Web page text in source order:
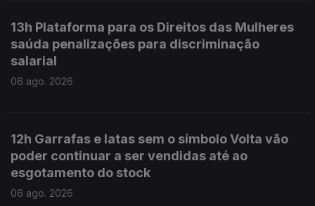
13h Plataforma para os Direitos das Mulheres
saúda penalizações para discriminação
salarial
06 ago. 2026
12h Garrafas e latas sem o símbolo Volta vão
poder continuar a ser vendidas até ao
esgotamento do stock
06 ago. 2026